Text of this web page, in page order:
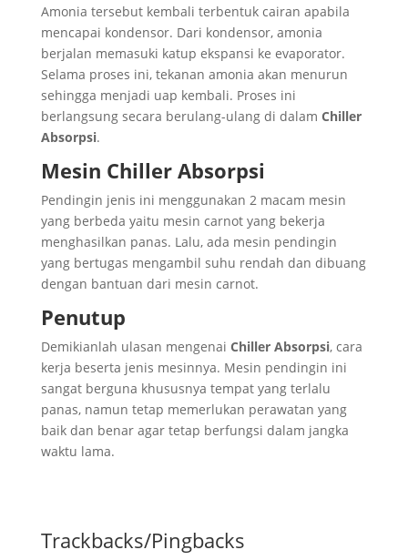
Amonia tersebut kembali terbentuk cairan apabila
mencapai kondensor. Dari kondensor, amonia
berjalan memasuki katup ekspansi ke evaporator.
Selama proses ini, tekanan amonia akan menurun
sehingga menjadi uap kembali. Proses ini
berlangsung secara berulang-ulang di dalam Chiller
Absorpsi.
Mesin Chiller Absorpsi
Pendingin jenis ini menggunakan 2 macam mesin
yang berbeda yaitu mesin carnot yang bekerja
menghasilkan panas. Lalu, ada mesin pendingin
yang bertugas mengambil suhu rendah dan dibuang
dengan bantuan dari mesin carnot.
Penutup
Demikianlah ulasan mengenai Chiller Absorpsi, cara
kerja beserta jenis mesinnya. Mesin pendingin ini
sangat berguna khususnya tempat yang terlalu
panas, namun tetap memerlukan perawatan yang
baik dan benar agar tetap berfungsi dalam jangka
waktu lama.
Trackbacks/Pingbacks